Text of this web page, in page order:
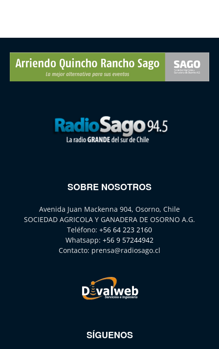
SOBRE NOSOTROS
Avenida Juan Mackenna 904, Osorno, Chile
SOCIEDAD AGRICOLA Y GANADERA DE OSORNO A.G.
Teléfono: +56 64 223 2160
Whatsapp: +56 9 57244942
Contacto: prensa@radiosago.cl
SÍGUENOS